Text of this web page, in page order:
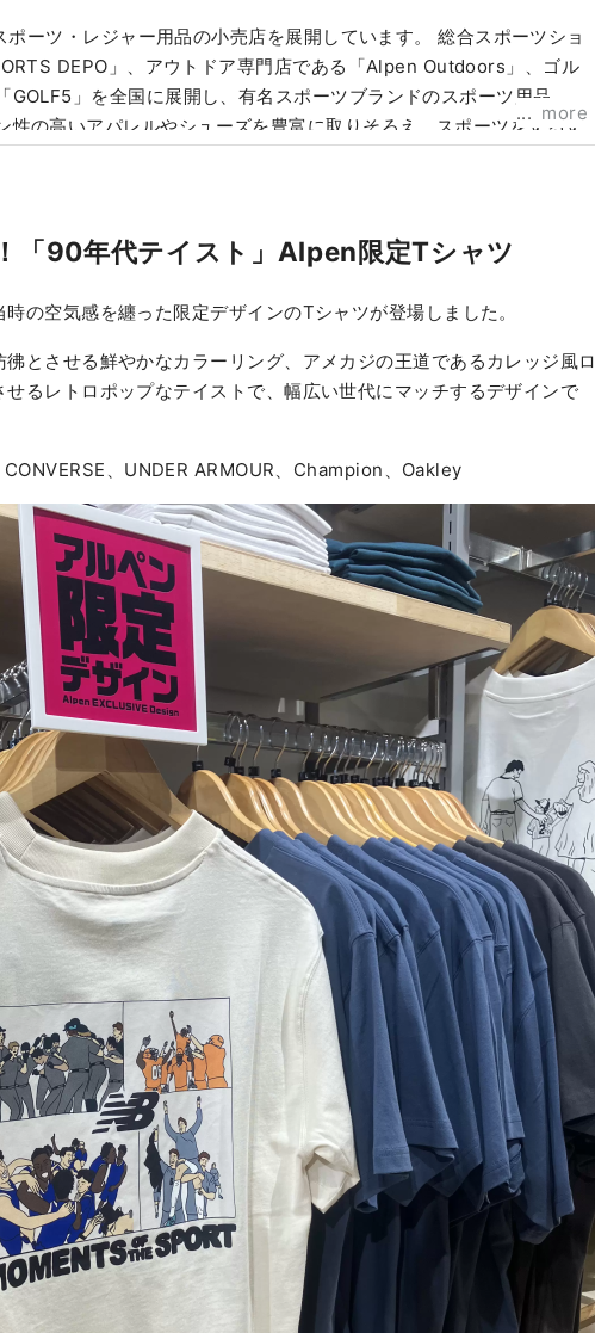
ーツ・レジャー用品の小売店を展開しています。 総合スポーツショ
DEPO」、アウトドア専門店である「Alpen Outdoors」、ゴル
GOLF5」を全国に展開し、有名スポーツブランドのスポーツ用品
性の高いアパレルやシューズを豊富に取りそろえ、スポーツをするす
足いただける品揃えとサービスを提供致します。
more
「90年代テイスト」Alpen限定Tシャツ
の空気感を纏った限定デザインのTシャツが登場しました。
とさせる鮮やかなカラーリング、アメカジの王道であるカレッジ風ロ
るレトロポップなテイストで、幅広い世代にマッチするデザインで
、UNDER ARMOUR、Champion、Oakley